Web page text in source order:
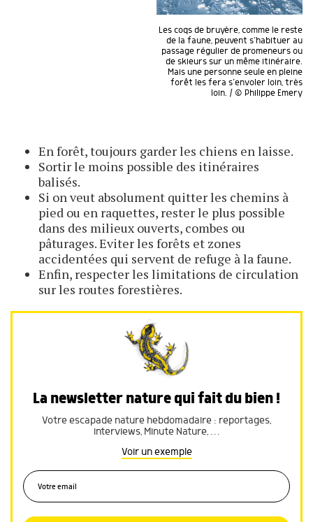
Les coqs de bruyère, comme le reste
de la faune, peuvent s’habituer au
passage régulier de promeneurs ou
de skieurs sur un même itinéraire.
Mais une personne seule en pleine
forêt les fera s’envoler loin, très
loin. / © Philippe Emery
En forêt, toujours garder les chiens en laisse.
Sortir le moins possible des itinéraires
balisés.
Si on veut absolument quitter les chemins à
pied ou en raquettes, rester le plus possible
dans des milieux ouverts, combes ou
pâturages. Eviter les forêts et zones
accidentées qui servent de refuge à la faune.
Enfin, respecter les limitations de circulation
sur les routes forestières.
La newsletter nature qui fait du bien !
Votre escapade nature hebdomadaire : reportages,
interviews, Minute Nature, …
Voir un exemple